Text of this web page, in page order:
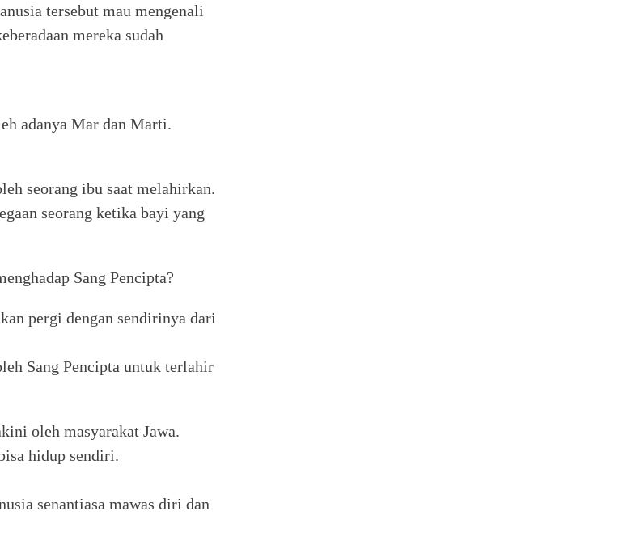
tersebut mau mengenali
mereka sudah
adanya Mar dan Marti.
seorang ibu saat melahirkan.
seorang ketika bayi yang
Sang Pencipta?
pergi dengan sendirinya dari
Sang Pencipta untuk terlahir
oleh masyarakat Jawa.
hidup sendiri.
senantiasa mawas diri dan